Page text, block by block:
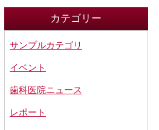
カテゴリー
サンプルカテゴリ
イベント
歯科医院ニュース
レポート